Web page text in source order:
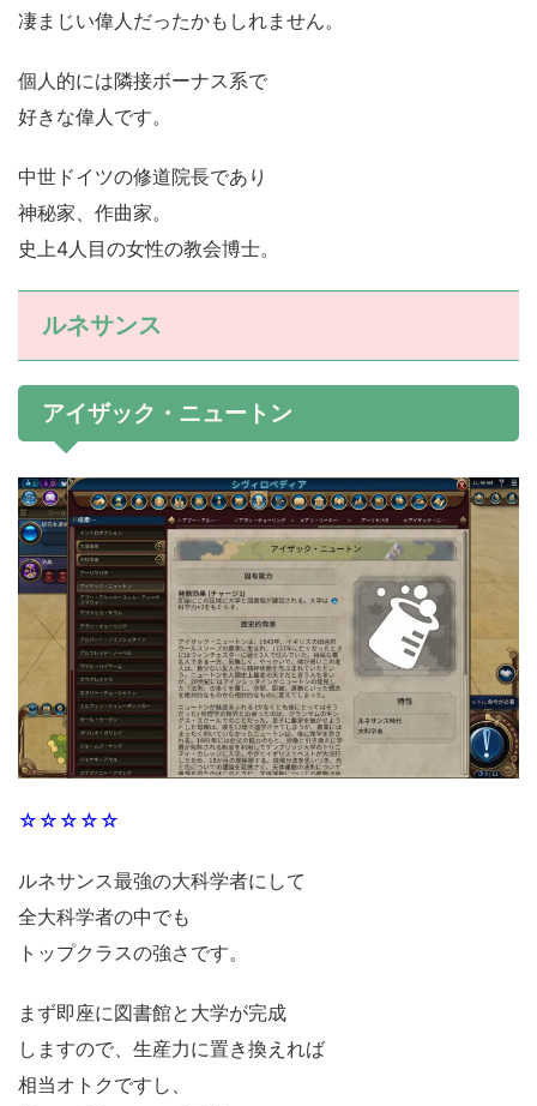
凄まじい偉人だったかもしれません。
個人的には隣接ボーナス系で
好きな偉人です。
中世ドイツの修道院長であり
神秘家、作曲家。
史上4人目の女性の教会博士。
ルネサンス
アイザック・ニュートン
☆☆☆☆☆
ルネサンス最強の大科学者にして
全大科学者の中でも
トップクラスの強さです。
まず即座に図書館と大学が完成
しますので、生産力に置き換えれば
相当オトクですし、